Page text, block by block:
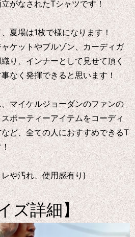
がなされたTシャツです！
夏場は1枚で様になります！
ケットやブルゾン、カーディガ
り、インナーとして見せて頂く
なく発揮できると思います！
マイケルジョーダンのファンの
ポーティーアイテムをコーディ
ど、全ての人におすすめできるT
や汚れ、使用感有り)
ズ詳細】